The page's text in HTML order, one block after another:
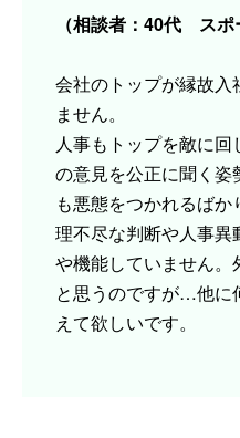
（相談者：40代 スポ
会社のトップが縁故入
ません。
人事もトップを敵に
の意見を公正に聞く姿
も悪態をつかれるばか
理不尽な判断や人事
や機能していません
と思うのですが…他に
えて欲しいです。